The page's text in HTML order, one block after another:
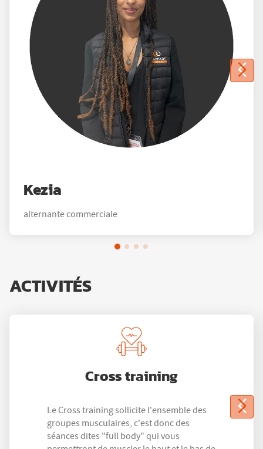
Kezia
alternante commerciale
ACTIVITÉS
Cross training
Le Cross training sollicite l'ensemble des
groupes musculaires, c'est donc des
séances dites "full body" qui vous